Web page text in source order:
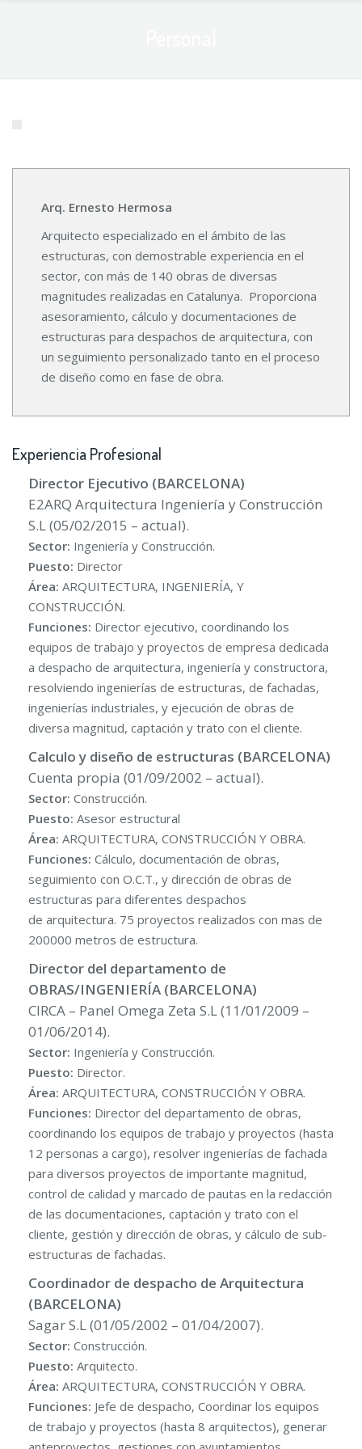
Arq. Ernesto Hermosa
Arquitecto especializado en el ámbito de las
estructuras, con demostrable experiencia en el
sector, con más de 140 obras de diversas
magnitudes realizadas en Catalunya. Proporciona
asesoramiento, cálculo y documentaciones de
estructuras para despachos de arquitectura, con
un seguimiento personalizado tanto en el proceso
de diseño como en fase de obra.
Experiencia Profesional
Director Ejecutivo (BARCELONA)
E2ARQ Arquitectura Ingeniería y Construcción
S.L (05/02/2015 – actual).
Sector: Ingeniería y Construcción.
Puesto: Director
Área: ARQUITECTURA, INGENIERÍA, Y
CONSTRUCCIÓN.
Funciones: Director ejecutivo, coordinando los
equipos de trabajo y proyectos de empresa dedicada
a despacho de arquitectura, ingeniería y constructora,
resolviendo ingenierías de estructuras, de fachadas,
ingenierías industriales, y ejecución de obras de
diversa magnitud, captación y trato con el cliente.
Calculo y diseño de estructuras (BARCELONA)
Cuenta propia (01/09/2002 – actual).
Sector: Construcción.
Puesto: Asesor estructural
Área: ARQUITECTURA, CONSTRUCCIÓN Y OBRA.
Funciones: Cálculo, documentación de obras,
seguimiento con O.C.T., y dirección de obras de
estructuras para diferentes despachos
de arquitectura. 75 proyectos realizados con mas de
200000 metros de estructura.
Director del departamento de
OBRAS/INGENIERÍA (BARCELONA)
CIRCA – Panel Omega Zeta S.L (11/01/2009 –
01/06/2014).
Sector: Ingeniería y Construcción.
Puesto: Director.
Área: ARQUITECTURA, CONSTRUCCIÓN Y OBRA.
Funciones: Director del departamento de obras,
coordinando los equipos de trabajo y proyectos (hasta
12 personas a cargo), resolver ingenierías de fachada
para diversos proyectos de importante magnitud,
control de calidad y marcado de pautas en la redacción
de las documentaciones, captación y trato con el
cliente, gestión y dirección de obras, y cálculo de sub-
estructuras de fachadas.
Coordinador de despacho de Arquitectura
(BARCELONA)
Sagar S.L (01/05/2002 – 01/04/2007).
Sector: Construcción.
Puesto: Arquitecto.
Área: ARQUITECTURA, CONSTRUCCIÓN Y OBRA.
Funciones: Jefe de despacho, Coordinar los equipos
de trabajo y proyectos (hasta 8 arquitectos), generar